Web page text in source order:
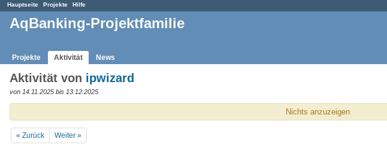
Hauptseite Projekte Hilfe
AqBanking-Projektfamilie
Projekte Aktivität News
Aktivität von ipwizard
von 14.11.2025 bis 13.12.2025
Nichts anzuzeigen
« Zurück Weiter »